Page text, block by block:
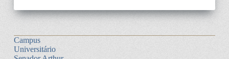
Campus
Universitário